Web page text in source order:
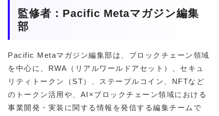
監修者：Pacific Metaマガジン編集
部
Pacific Metaマガジン編集部は、ブロックチェーン領域
を中心に、RWA（リアルワールドアセット）、セキュ
リティトークン（ST）、ステーブルコイン、NFTなど
のトークン活用や、AI×ブロックチェーン領域における
事業開発・実装に関する情報を発信する編集チームで